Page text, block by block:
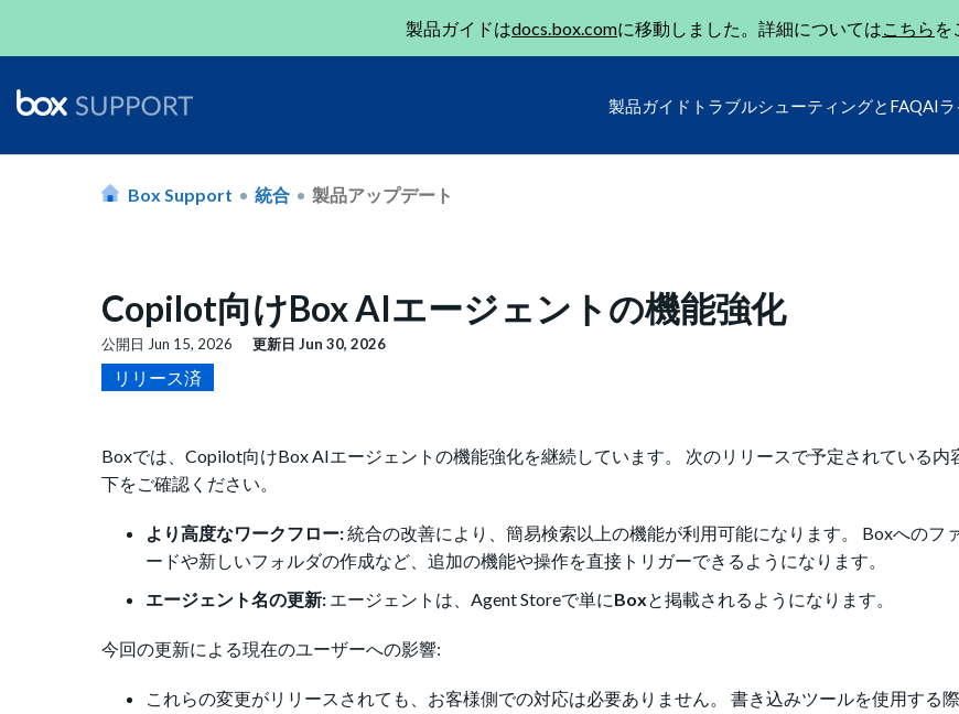
製品ガイドはdocs.box.comに移動しました。詳細についてはこちら を
製品ガイド トラブルシューティングとFAQAIラ
Box Support 統合 製品アップデート
Copilot向けBox AIエージェントの機能強化
公開日 Jun 15, 2026 更新日 Jun 30, 2026
リリース済
Boxでは、Copilot向けBox AIエージェントの機能強化を継続しています。 次のリリースで予定されている内
下をご確認ください。
より高度なワークフロー:統合の改善により、簡易検索以上の機能が利用可能になります。 Boxへのフ
ードや新しいフォルダの作成など、追加の機能や操作を直接トリガーできるようになります。
エージェント名の更新: エージェントは、Agent Storeで単にBoxと掲載されるようになります。
今回の更新による現在のユーザーへの影響:
これらの変更がリリースされても、お客様側での対応は必要ありません。 書き込みツールを使用する